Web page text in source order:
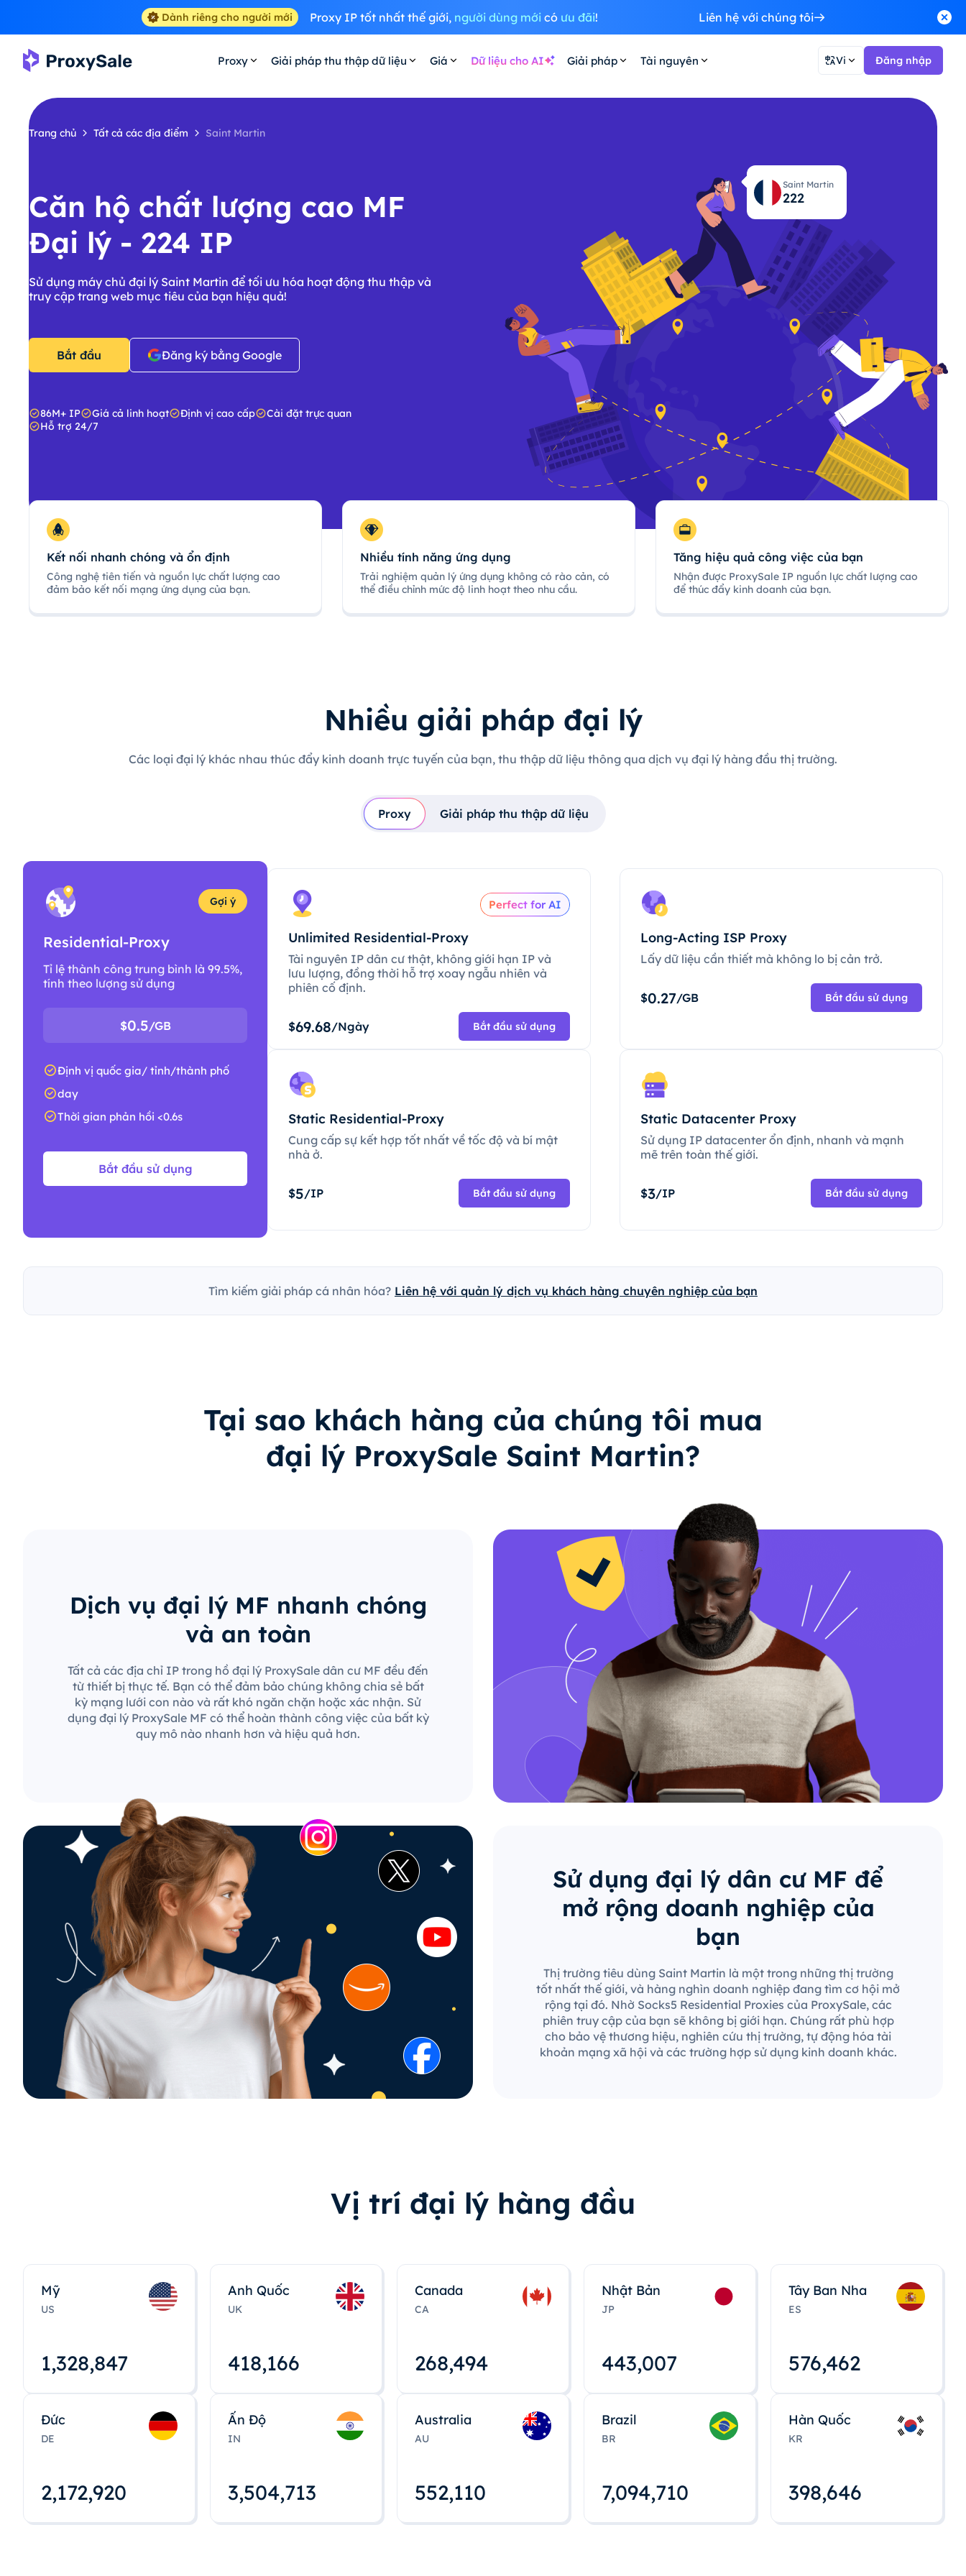
Dành riêng cho người mới Proxy IP tốt nhất thế giới, người dùng mớicó ưu đãi! Liên hệ với chúng tôi
Proxy Giải pháp thu thập dữ liệu Giá Dữ liệu cho AI Giải pháp Tài nguyên Vi Đăng nhập
Trang chủ Tất cả các địa điểm Saint Martin
Căn hộ chất lượng cao MF
Đại lý - 224 IP
Sử dụng máy chủ đại lý Saint Martin để tối ưu hóa hoạt động thu thập và
truy cập trang web mục tiêu của bạn hiệu quả!
Bắt đầu Đăng ký bằng Google
86M+ IP Giá cả linh hoạt Định vị cao cấp
Cài đặt trực quan
Hỗ trợ 24/7
Saint Martin
224
Kết nối nhanh chóng và ổn định
Công nghệ tiên tiến và nguồn lực chất lượng cao
đảm bảo kết nối mạng ứng dụng của bạn.
Nhiều tính năng ứng dụng
Trải nghiệm quản lý ứng dụng không có rào cản, có
thể điều chỉnh mức độ linh hoạt theo nhu cầu.
Tăng hiệu quả công việc của bạn
Nhận được ProxySale IP nguồn lực chất lượng cao
để thúc đẩy kinh doanh của bạn.
Nhiều giải pháp đại lý
Các loại đại lý khác nhau thúc đẩy kinh doanh trực tuyến của bạn, thu thập dữ liệu thông qua dịch vụ đại lý hàng đầu thị trường.
Proxy Giải pháp thu thập dữ liệu
Gợi ý
Residential-Proxy
Tỉ lệ thành công trung bình là 99.5%,
tính theo lượng sử dụng
$0.5/GB
Định vị quốc gia/ tỉnh/thành phố
day
Thời gian phản hồi <0.6s
Bắt đầu sử dụng
Perfect for AI
Unlimited Residential-Proxy
Tài nguyên IP dân cư thật, không giới hạn IP và
lưu lượng, đồng thời hỗ trợ xoay ngẫu nhiên và
phiên cố định.
$69.68/Ngày Bắt đầu sử dụng
Long-Acting ISP Proxy
Lấy dữ liệu cần thiết mà không lo bị cản trở.
$0.27/GB Bắt đầu sử dụng
Static Residential-Proxy
Cung cấp sự kết hợp tốt nhất về tốc độ và bí mật
nhà ở.
$5/IP Bắt đầu sử dụng
Static Datacenter Proxy
Sử dụng IP datacenter ổn định, nhanh và mạnh
mẽ trên toàn thế giới.
$3/IP Bắt đầu sử dụng
Tìm kiếm giải pháp cá nhân hóa? Liên hệ với quản lý dịch vụ khách hàng chuyên nghiệp của bạn
Tại sao khách hàng của chúng tôi mua
đại lý ProxySale Saint Martin?
Dịch vụ đại lý MF nhanh chóng
và an toàn
Tất cả các địa chỉ IP trong hồ đại lý ProxySale dân cư MF đều đến
từ thiết bị thực tế. Bạn có thể đảm bảo chúng không chia sẻ bất
kỳ mạng lưới con nào và rất khó ngăn chặn hoặc xác nhận. Sử
dụng đại lý ProxySale MF có thể hoàn thành công việc của bất kỳ
quy mô nào nhanh hơn và hiệu quả hơn.
Sử dụng đại lý dân cư MF để
mở rộng doanh nghiệp của
bạn
Thị trường tiêu dùng Saint Martin là một trong những thị trường
tốt nhất thế giới, và hàng nghìn doanh nghiệp đang tìm cơ hội mở
rộng tại đó. Nhờ Socks5 Residential Proxies của ProxySale, các
phiên truy cập của bạn sẽ không bị giới hạn. Chúng rất phù hợp
cho bảo vệ thương hiệu, nghiên cứu thị trường, tự động hóa tài
khoản mạng xã hội và các trường hợp sử dụng kinh doanh khác.
Vị trí đại lý hàng đầu
Mỹ
US
1,328,848
Anh Quốc
UK
418,167
Canada
CA
268,495
Nhật Bản
JP
443,008
Tây Ban Nha
ES
576,463
Đức
DE
2,172,922
Ấn Độ
IN
3,504,715
Australia
AU
552,112
Brazil
BR
7,094,712
Hàn Quốc
KR
398,648